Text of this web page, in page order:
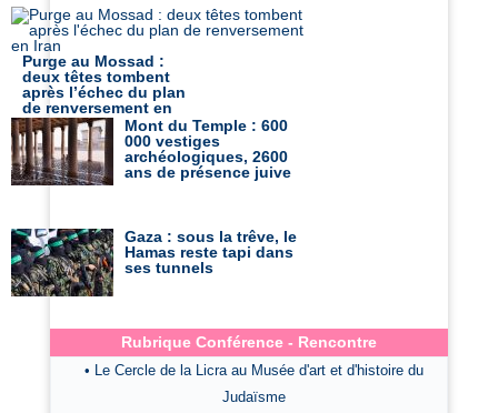
Purge au Mossad :
deux têtes tombent
après l’échec du plan
de renversement en
Iran
Mont du Temple : 600
000 vestiges
archéologiques, 2600
ans de présence juive
Gaza : sous la trêve, le
Hamas reste tapi dans
ses tunnels
Rubrique Conférence - Rencontre
• Le Cercle de la Licra au Musée d'art et d'histoire du
Judaïsme